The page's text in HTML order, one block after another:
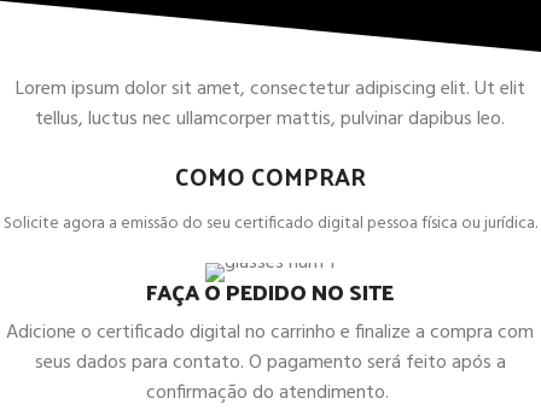
Lorem ipsum dolor sit amet, consectetur adipiscing elit. Ut elit
tellus, luctus nec ullamcorper mattis, pulvinar dapibus leo.
COMO COMPRAR
Solicite agora a emissão do seu certificado digital pessoa física ou jurídica.
FAÇA O PEDIDO NO SITE
Adicione o certificado digital no carrinho e finalize a compra com
seus dados para contato. O pagamento será feito após a
confirmação do atendimento.